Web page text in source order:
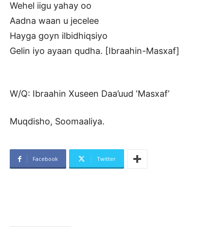
Wehel iigu yahay oo
Aadna waan u jecelee
Hayga goyn ilbidhiqsiyo
Gelin iyo ayaan qudha. [Ibraahin-Masxaf]
W/Q: Ibraahin Xuseen Daa’uud ‘Masxaf’
Muqdisho, Soomaaliya.
Facebook Twitter